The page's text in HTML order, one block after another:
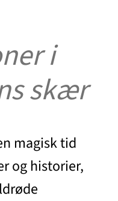
i
skær
magisk tid
og historier,